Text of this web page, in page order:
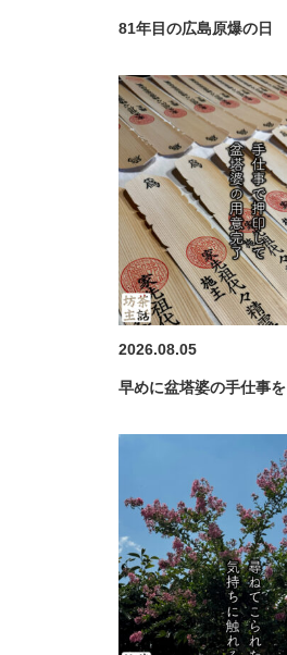
81年目の広島原爆の日
2026.08.05
早めに盆塔婆の手仕事を